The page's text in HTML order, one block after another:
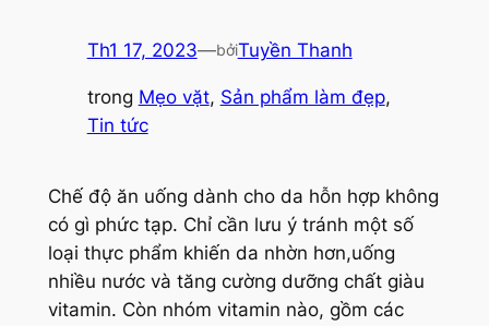
Th1 17, 2023—bởiTuyền Thanh
trong Mẹo vặt, Sản phẩm làm đẹp
Tin tức
Chế độ ăn uống dành cho da hỗn hợp không
có gì phức tạp. Chỉ cần lưu ý tránh một số
loại thực phẩm khiến da nhờn hơn,uống
nhiều nước và tăng cường dưỡng chất giàu
vitamin. Còn nhóm vitamin nào, gồm các